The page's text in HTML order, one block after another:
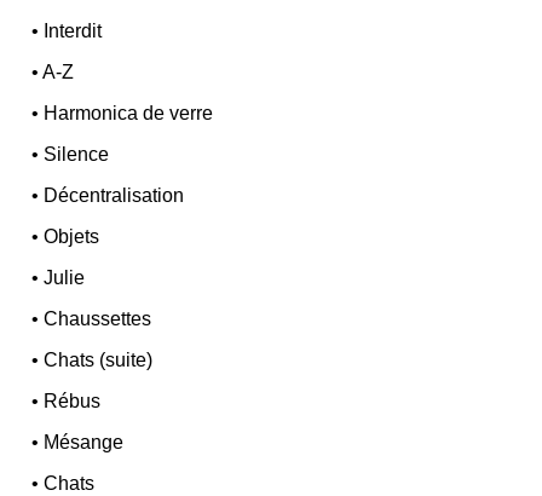
• Interdit
•A-Z
• Harmonica de verre
• Silence
• Décentralisation
•Objets
•Julie
•Chaussettes
•Chats (suite)
• Rébus
• Mésange
•Chats